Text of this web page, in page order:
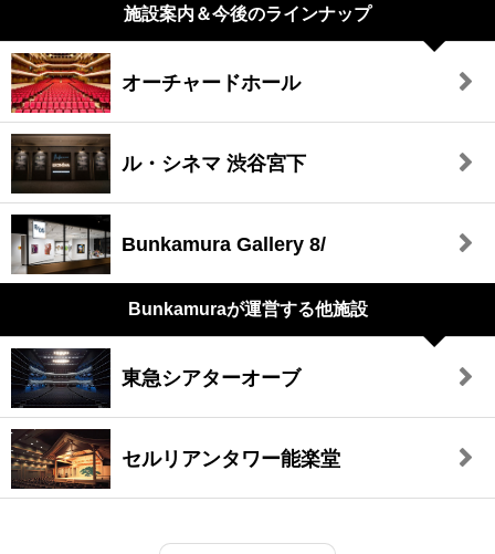
施設案内＆今後のラインナップ
オーチャードホール
ル・シネマ 渋谷宮下
Bunkamura Gallery 8/
Bunkamuraが運営する他施設
東急シアターオーブ
セルリアンタワー能楽堂